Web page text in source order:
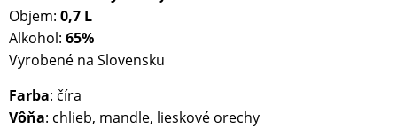
Objem: 0,7 L
Alkohol: 65%
Vyrobené na Slovensku
Farba: číra
Vôňa: chlieb, mandle, lieskové orechy